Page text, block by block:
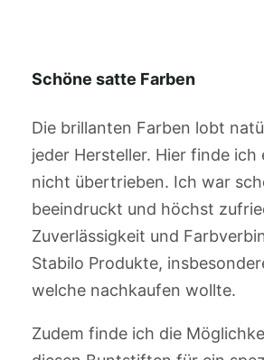
Schöne satte Farben
Die brillanten Farben lobt
jeder Hersteller. Hier finde ich
nicht übertrieben. Ich war
beeindruckt und höchst
Zuverlässigkeit und
Stabilo Produkte,
welche nachkaufen wollte.
Zudem finde ich die